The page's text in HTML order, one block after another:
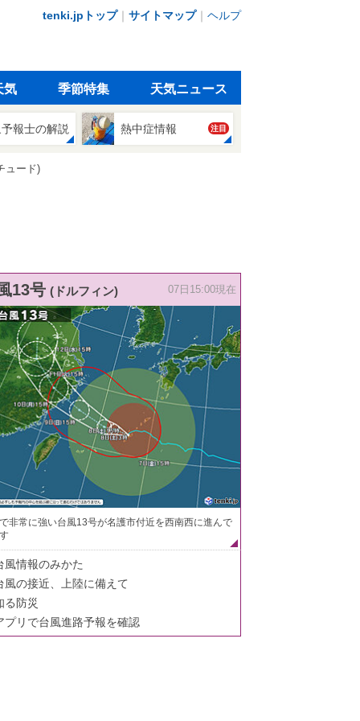
tenki.jpトップ｜ サイトマップ｜ ヘルプ
気 季節特集 天気ニュース
報士の解説 熱中症情報 注目
ュード)
13号 (ドルフィン) 07日15:00現在
非常に強い台風13号が名護市付近を西南西に進んで
風情報のみかた
風の接近、上陸に備えて
る防災
プリで台風進路予報を確認